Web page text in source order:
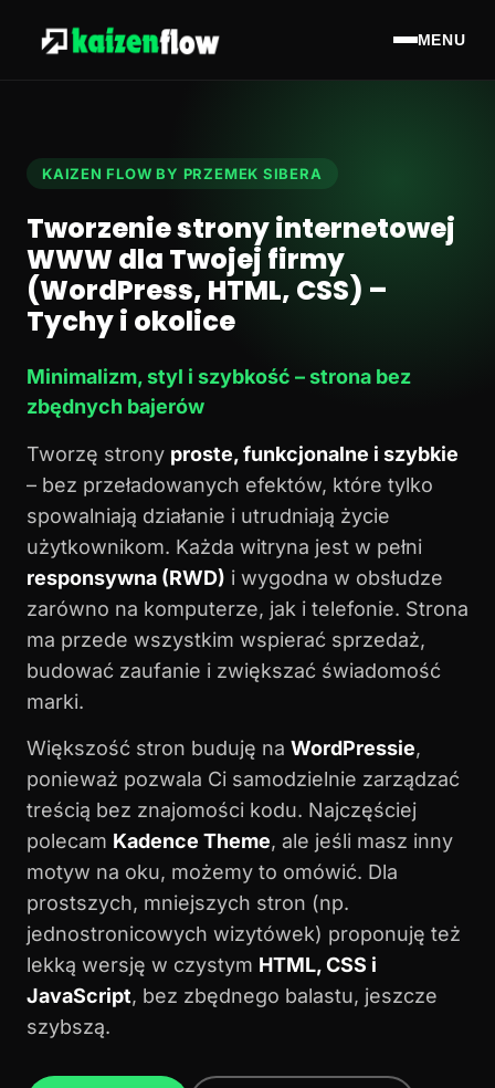
MENU
KAIZEN FLOW BY PRZEMEK SIBERA
Tworzenie strony internetowej
WWW dla Twojej firmy
(WordPress, HTML, CSS) –
Tychy i okolice
Minimalizm, styl i szybkość – strona bez
zbędnych bajerów
Tworzę strony proste, funkcjonalne i szybkie
– bez przeładowanych efektów, które tylko
spowalniają działanie i utrudniają życie
użytkownikom. Każda witryna jest w pełni
responsywna (RWD) i wygodna w obsłudze
zarówno na komputerze, jak i telefonie. Strona
ma przede wszystkim wspierać sprzedaż,
budować zaufanie i zwiększać świadomość
marki.
Większość stron buduję na WordPressie,
ponieważ pozwala Ci samodzielnie zarządzać
treścią bez znajomości kodu. Najczęściej
polecam Kadence Theme, ale jeśli masz inny
motyw na oku, możemy to omówić. Dla
prostszych, mniejszych stron (np.
jednostronicowych wizytówek) proponuję też
lekką wersję w czystym HTML, CSS i
JavaScript, bez zbędnego balastu, jeszcze
szybszą.